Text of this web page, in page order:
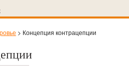
> Концепция контрацепции